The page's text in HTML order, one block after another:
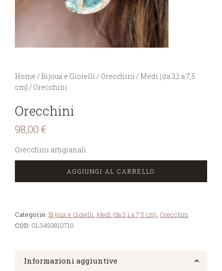
You are here:
Home / Bijoux e Gioielli / Orecchini / Medi (da 3,1 a 7,5
cm) / Orecchini
Orecchini
98,00 €
Orecchini artigianali
AGGIUNGI AL CARRELLO
Categorie: Bijoux e Gioielli, Medi (da 3,1 a 7,5 cm), Orecchini
COD: GL3493810710
Informazioni aggiuntive